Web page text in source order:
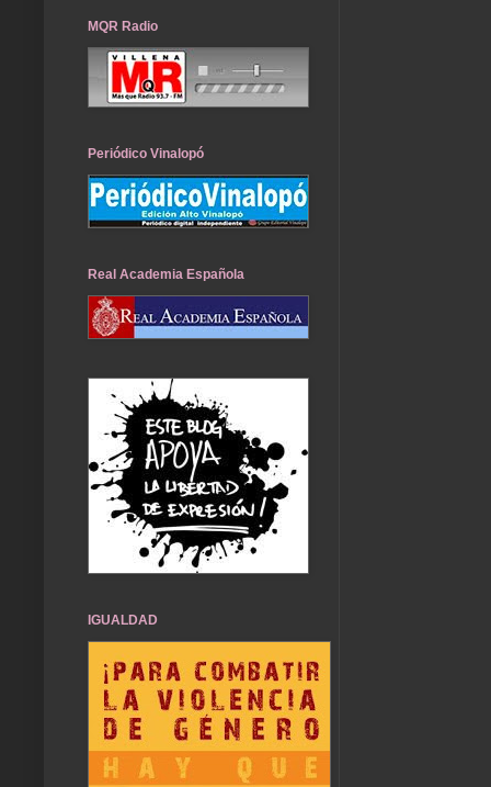
MQR Radio
Periódico Vinalopó
Real Academia Española
IGUALDAD